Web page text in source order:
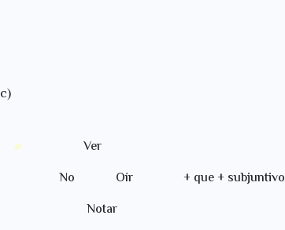
No Oír + que + subjuntivo